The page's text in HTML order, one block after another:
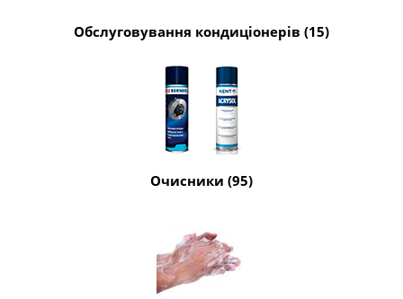
Обслуговування кондиціонерів (15)
Очисники (95)